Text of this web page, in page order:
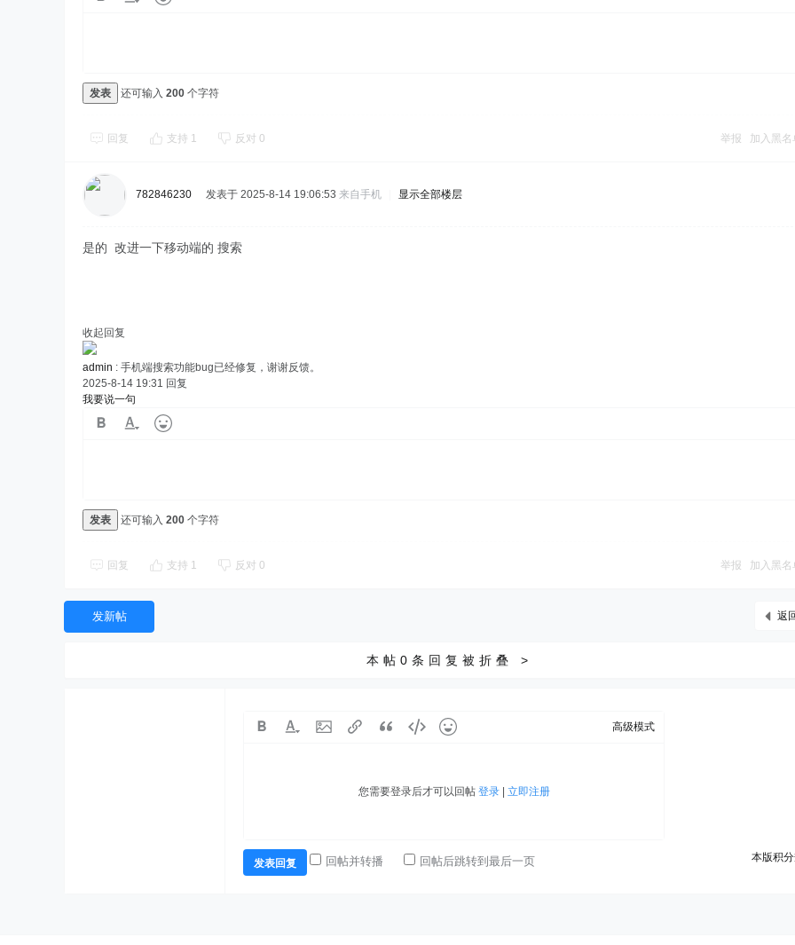
发表 还可输入 200 个字符
回复 支持 1 反对 0 举报 加入黑名
782846230 发表于 2025-8-14 19:06:53 来自手机 显示全部楼层
是的 改进一下移动端的 搜索
收起回复
admin : 手机端搜索功能bug已经修复，谢谢反馈。
2025-8-14 19:31 回复
我要说一句
发表 还可输入 200 个字符
回复 支持 1 反对 0 举报 加入黑名
返
发新帖
本帖0条回复被折叠 >
高级模式
您需要登录后才可以回帖 登录| 立即注册
本版积
发表回复 回帖并转播 回帖后跳转到最后一页